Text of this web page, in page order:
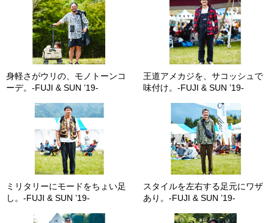
身軽さがウリの、モノトーンコ
ーデ。-FUJI & SUN ’19-
王道アメカジを、サコッシュで
味付け。-FUJI & SUN ’19-
ミリタリーにモードをちょい足
し。-FUJI & SUN ’19-
スタイルを左右する足元にワザ
あり。-FUJI & SUN ’19-